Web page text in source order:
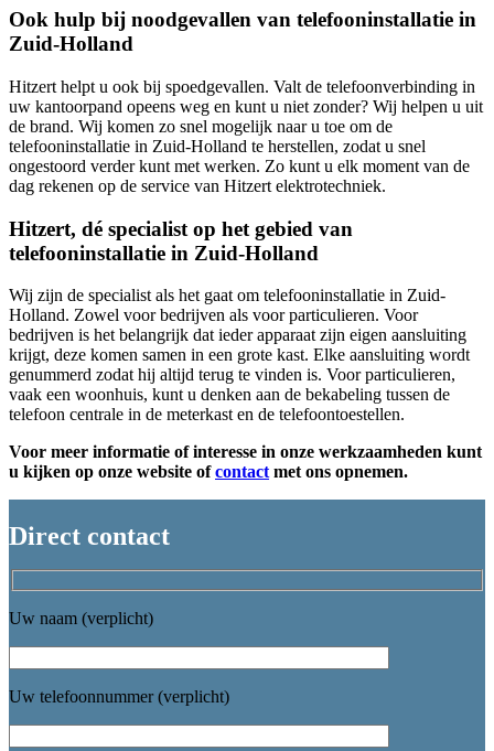
Ook hulp bij noodgevallen van telefooninstallatie in
Zuid-Holland
Hitzert helpt u ook bij spoedgevallen. Valt de telefoonverbinding in
uw kantoorpand opeens weg en kunt u niet zonder? Wij helpen u uit
de brand. Wij komen zo snel mogelijk naar u toe om de
telefooninstallatie in Zuid-Holland te herstellen, zodat u snel
ongestoord verder kunt met werken. Zo kunt u elk moment van de
dag rekenen op de service van Hitzert elektrotechniek.
Hitzert, dé specialist op het gebied van
telefooninstallatie in Zuid-Holland
Wij zijn de specialist als het gaat om telefooninstallatie in Zuid-
Holland. Zowel voor bedrijven als voor particulieren. Voor
bedrijven is het belangrijk dat ieder apparaat zijn eigen aansluiting
krijgt, deze komen samen in een grote kast. Elke aansluiting wordt
genummerd zodat hij altijd terug te vinden is. Voor particulieren,
vaak een woonhuis, kunt u denken aan de bekabeling tussen de
telefoon centrale in de meterkast en de telefoontoestellen.
Voor meer informatie of interesse in onze werkzaamheden kunt
u kijken op onze website ofcontact met ons opnemen.
Direct contact
Uw naam (verplicht)
Uw telefoonnummer (verplicht)